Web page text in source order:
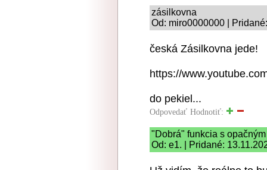
zásilkovna
Od: miro0000000 |
česká Zásilkovna jede!
https://
do pekiel...
Odpovedať Hodnotiť:
"Dobrá" funkcia s
Od: e1. | Pridané: